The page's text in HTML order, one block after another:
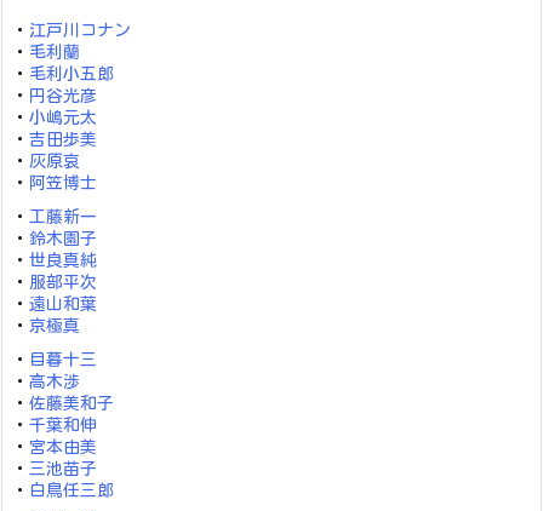
・ 江戸川コナン
・ 毛利蘭
・ 毛利小五郎
・ 円谷光彦
・ 小嶋元太
・ 吉田歩美
・ 灰原哀
・ 阿笠博士
・ 工藤新一
・ 鈴木園子
・ 世良真純
・ 服部平次
・ 遠山和葉
・ 京極真
・ 目暮十三
・ 高木渉
・ 佐藤美和子
・ 千葉和伸
・ 宮本由美
・ 三池苗子
・ 白鳥任三郎